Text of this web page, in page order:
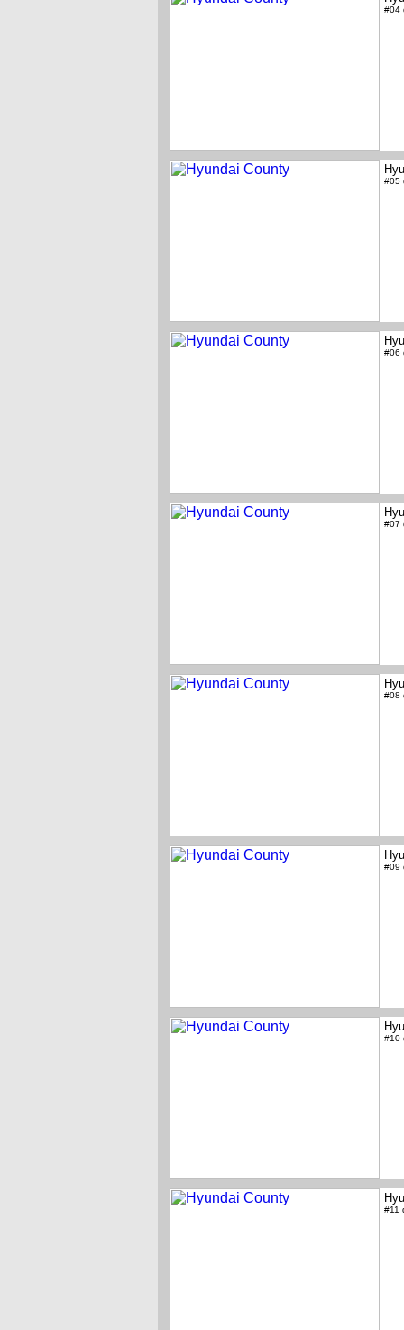
#04
#05
#06
#07
#08
#09
#10
#11